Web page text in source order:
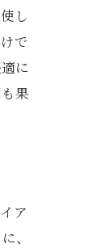
し
で
に
果
ア
、